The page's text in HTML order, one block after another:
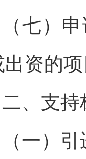
（七）
资的
二、支
（一）